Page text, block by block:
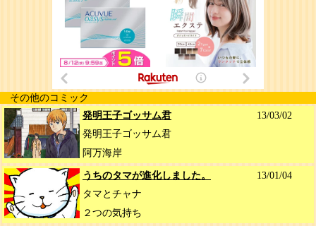
その他のコミック
発明王子ゴッサム君
13/03/02
発明王子ゴッサム君
阿万海岸
うちのタマが進化しました。
13/01/04
タマとチャナ
２つの気持ち